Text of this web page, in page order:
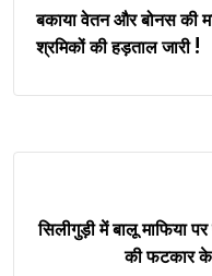
बकाया वेतन और बोनस की
श्रमिकों की हड़ताल जारी !
सिलीगुड़ी में बालू माफिया
की फटकार के